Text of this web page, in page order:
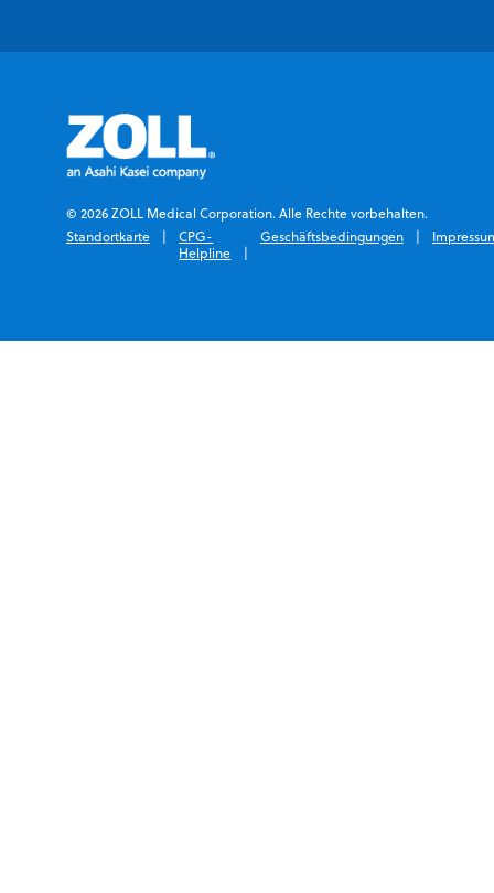
© 2026 ZOLL Medical Corporation. Alle Rechte vorbehalten.
Standortkarte
CPG-
Helpline
Geschäftsbedingungen